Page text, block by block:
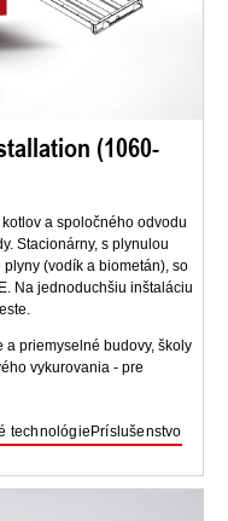
(1060-
a spoločného odvodu
Stacionárny, s plynulou
(vodík a biometán), so
E. Na jednoduchšiu inštaláciu
a priemyselné budovy, školy
vykurovania - pre
technológiePríslušenstvo